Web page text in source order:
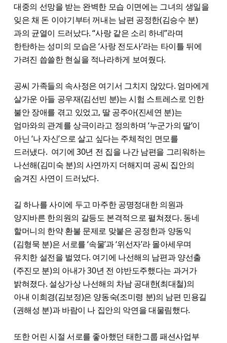
대중의 선망을 받는 완벽한 모습 이면에는 그녀의 생일을
잊은 채 돈 이야기부터 꺼내는 남편 공정한(김승수 분)
과의 균열이 드러났다. “사랑 같은 소리 하네”라며
한탄하는 성미의 모습은 ‘사랑 전도사’라는 타이틀 뒤에
가려진 씁쓸한 현실을 적나라하게 보여줬다.
공씨 가족들의 속사정은 여기서 그치지 않았다. 엄마에게
살가운 아들 공우재(김선빈 분)는 시험 스트레스로 인한
불안 장애를 겪고 있었고, 딸 공주아(진세연 분)는
엄마와의 관계를 상극이라고 정의하며 ‘누군가의 딸’이
아닌 ‘나 자신’으로 살고 싶다는 주체적인 면모를
드러냈다. 여기에 30년 전 집을 나간 남편을 그리워하는
나선해(김미숙 분)의 사연까지 더해지며 공씨 집안의
숨겨진 사연이 드러났다.
길 하나를 사이에 두고 마주한 공명정대한 의원과
양지바른 한의원의 갈등도 본격적으로 펼쳐졌다. 동네
할머니의 한약 환불 문제로 맞붙은 공정한과 양동익
(김형묵 분)은 서로를 ‘속물’과 ‘위선자’라 몰아세우며
유치한 설전을 벌였다. 여기에 나선해의 남편과 양선출
(주진모 분)의 아내가 30년 전 야반도주했다는 과거가
밝혀졌다. 설상가상 나선해의 차남 공대한(최대철)의
아내 이희경(김보정)은 양동숙(조미령 분)의 남편 민용길
(권해성 분)과 바람이 나 집안의 악연을 대물림했다.
또한 어린 시절 서로를 좋아했던 태한그룹 패션사업부